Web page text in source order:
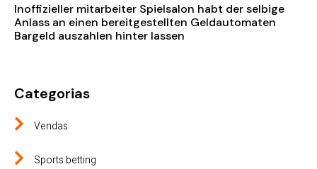
Inoffizieller mitarbeiter Spielsalon habt der selbige
Anlass an einen bereitgestellten Geldautomaten
Bargeld auszahlen hinter lassen
Categorias
Vendas
Sports betting